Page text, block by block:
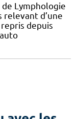
Lymphologie
relevant d’une
depuis